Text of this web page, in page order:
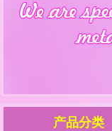
产品分类